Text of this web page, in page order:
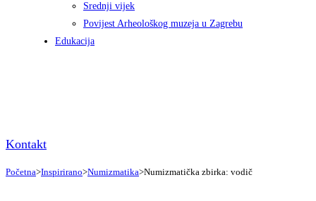
Srednji vijek
Povijest Arheološkog muzeja u Zagrebu
Edukacija
Kontakt
Početna>Inspirirano>Numizmatika>Numizmatička zbirka: vodič